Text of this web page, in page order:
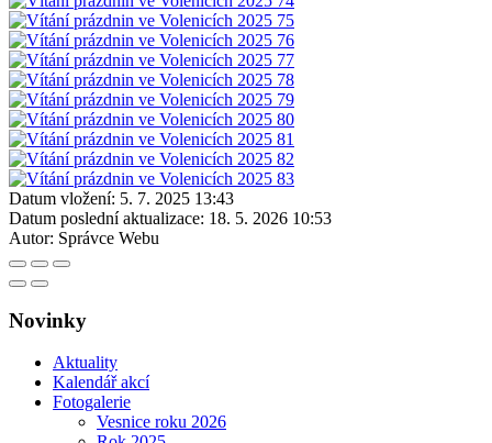
Datum vložení: 5. 7. 2025 13:43
Datum poslední aktualizace: 18. 5. 2026 10:53
Autor: Správce Webu
Novinky
Aktuality
Kalendář akcí
Fotogalerie
Vesnice roku 2026